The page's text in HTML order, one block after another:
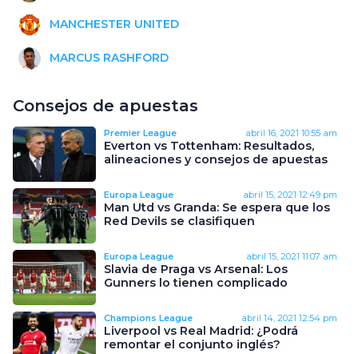
MANCHESTER UNITED
MARCUS RASHFORD
Consejos de apuestas
Premier League abril 16, 2021 10:55 am
Everton vs Tottenham: Resultados,
alineaciones y consejos de apuestas
Europa League abril 15, 2021 12:49 pm
Man Utd vs Granda: Se espera que los
Red Devils se clasifiquen
Europa League abril 15, 2021 11:07 am
Slavia de Praga vs Arsenal: Los
Gunners lo tienen complicado
Champions League abril 14, 2021 12:54 pm
Liverpool vs Real Madrid: ¿Podrá
remontar el conjunto inglés?